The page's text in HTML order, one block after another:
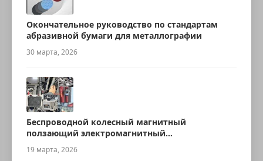
Окончательное руководство по стандартам
абразивной бумаги для металлографии
30 марта, 2026
Беспроводной колесный магнитный
ползающий электромагнитный
ультразвуковой робот для измерения
толщины
19 марта, 2026